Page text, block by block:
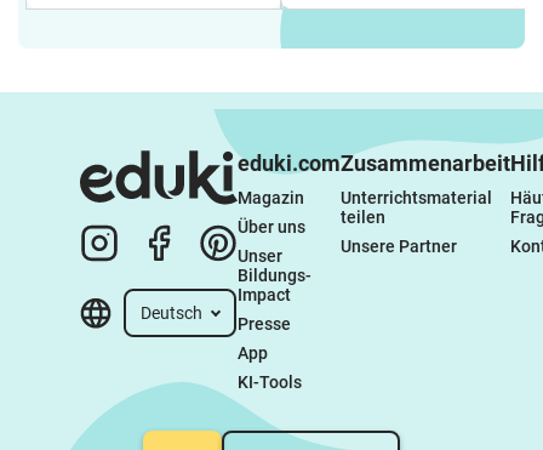
Deutsch
eduki.com
Magazin
Über uns
Unser
Bildungs-
Impact
Presse
App
KI-Tools
Zusammenarbeit
Unterrichtsmaterial
teilen
Unsere Partner